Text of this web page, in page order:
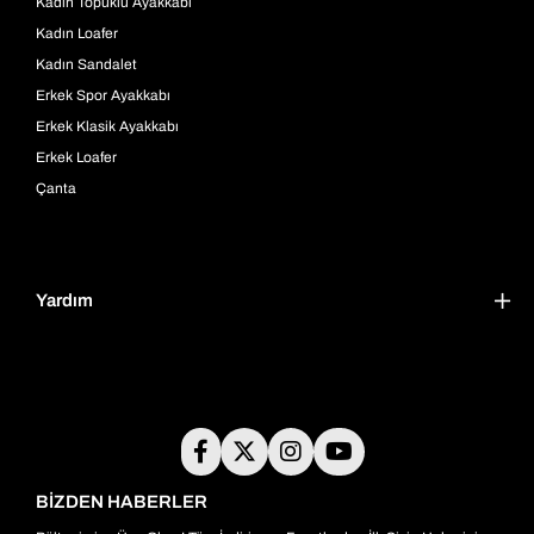
Kadın Loafer
Kadın Sandalet
Erkek Spor Ayakkabı
Erkek Klasik Ayakkabı
Erkek Loafer
Çanta
Yardım
BİZDEN HABERLER